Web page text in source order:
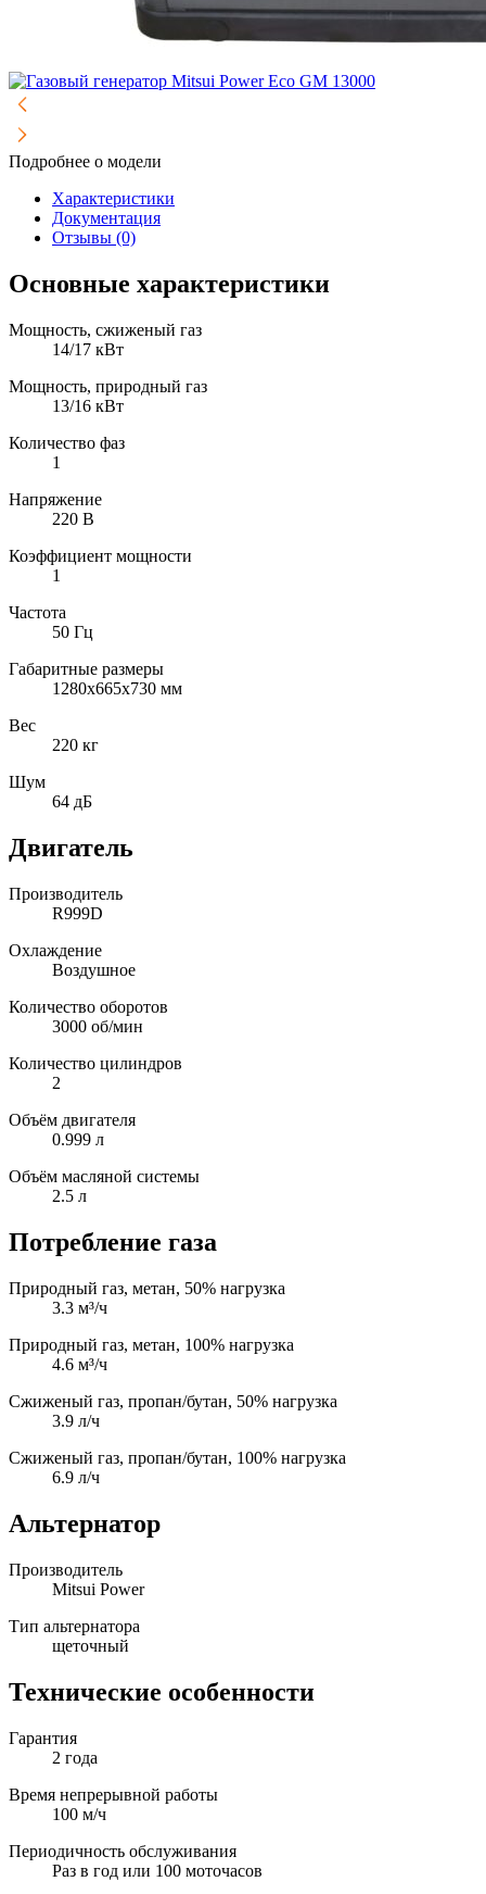
Подробнее о модели
Характеристики
Документация
Отзывы (0)
Основные характеристики
Мощность, сжиженый газ
14/17 кВт
Мощность, природный газ
13/16 кВт
Количество фаз
1
Напряжение
220 В
Коэффициент мощности
1
Частота
50 Гц
Габаритные размеры
1280х665х730 мм
Вес
220 кг
Шум
64 дБ
Двигатель
Производитель
R999D
Охлаждение
Воздушное
Количество оборотов
3000 об/мин
Количество цилиндров
2
Объём двигателя
0.999 л
Объём масляной системы
2.5 л
Потребление газа
Природный газ, метан, 50% нагрузка
3.3 м³/ч
Природный газ, метан, 100% нагрузка
4.6 м³/ч
Сжиженый газ, пропан/бутан, 50% нагрузка
3.9 л/ч
Сжиженый газ, пропан/бутан, 100% нагрузка
6.9 л/ч
Альтернатор
Производитель
Mitsui Power
Тип альтернатора
щеточный
Технические особенности
Гарантия
2 года
Время непрерывной работы
100 м/ч
Периодичность обслуживания
Раз в год или 100 моточасов